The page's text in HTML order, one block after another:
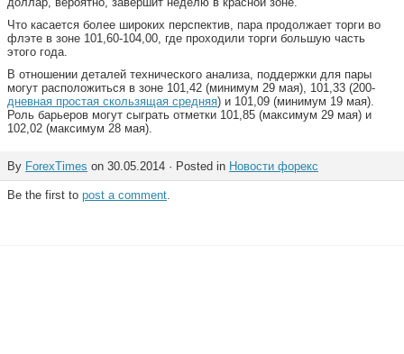
Что касается более широких перспектив, пара продолжает торги во
флэте в зоне 101,60-104,00, где проходили торги большую часть
этого года.
В отношении деталей технического анализа, поддержки для пары
могут расположиться в зоне 101,42 (минимум 29 мая), 101,33 (200-
дневная простая скользящая средняя) и 101,09 (минимум 19 мая).
Роль барьеров могут сыграть отметки 101,85 (максимум 29 мая) и
102,02 (максимум 28 мая).
By ForexTimes on 30.05.2014 · Posted in Новости форекс
Be the first to post a comment.